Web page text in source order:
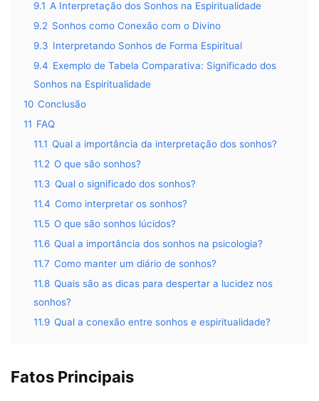
9.1 A Interpretação dos Sonhos na Espiritualidade
9.2 Sonhos como Conexão com o Divino
9.3 Interpretando Sonhos de Forma Espiritual
9.4 Exemplo de Tabela Comparativa: Significado dos
Sonhos na Espiritualidade
10 Conclusão
11 FAQ
11.1 Qual a importância da interpretação dos sonhos?
11.2 O que são sonhos?
11.3 Qual o significado dos sonhos?
11.4 Como interpretar os sonhos?
11.5 O que são sonhos lúcidos?
11.6 Qual a importância dos sonhos na psicologia?
11.7 Como manter um diário de sonhos?
11.8 Quais são as dicas para despertar a lucidez nos
sonhos?
11.9 Qual a conexão entre sonhos e espiritualidade?
Fatos Principais